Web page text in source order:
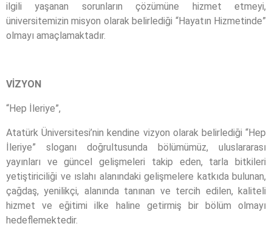
İLETIŞIM
ilgili yaşanan sorunların çözümüne hizmet etmeyi,
üniversitemizin misyon olarak belirlediği “Hayatın Hizmetinde”
olmayı amaçlamaktadır.
VİZYON
“Hep İleriye”,
Atatürk Üniversitesi’nin kendine vizyon olarak belirlediği “Hep
İleriye” sloganı doğrultusunda bölümümüz, uluslararası
yayınları ve güncel gelişmeleri takip eden, tarla bitkileri
yetiştiriciliği ve ıslahı alanındaki gelişmelere katkıda bulunan,
çağdaş, yenilikçi, alanında tanınan ve tercih edilen, kaliteli
hizmet ve eğitimi ilke haline getirmiş bir bölüm olmayı
hedeflemektedir.